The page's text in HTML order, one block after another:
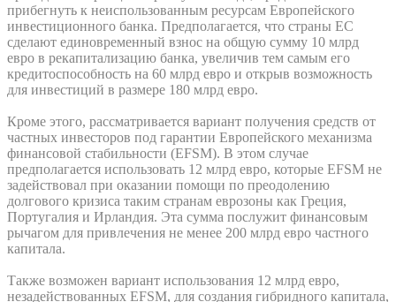
прибегнуть к неиспользованным ресурсам Европейского
инвестиционного банка. Предполагается, что страны ЕС
сделают единовременный взнос на общую сумму 10 млрд
евро в рекапитализацию банка, увеличив тем самым его
кредитоспособность на 60 млрд евро и открыв возможность
для инвестиций в размере 180 млрд евро.
Кроме этого, рассматривается вариант получения средств от
частных инвесторов под гарантии Европейского механизма
финансовой стабильности (EFSM). В этом случае
предполагается использовать 12 млрд евро, которые EFSM не
задействовал при оказании помощи по преодолению
долгового кризиса таким странам еврозоны как Греция,
Португалия и Ирландия. Эта сумма послужит финансовым
рычагом для привлечения не менее 200 млрд евро частного
капитала.
Также возможен вариант использования 12 млрд евро,
незадействованных EFSM, для создания гибридного капитала,